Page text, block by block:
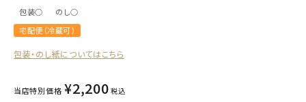
飲み比べ
セット
大容量
包装○
のし○
宅配便（冷蔵可）
包装・のし紙についてはこちら
当店特別価格 ¥2,200 税込